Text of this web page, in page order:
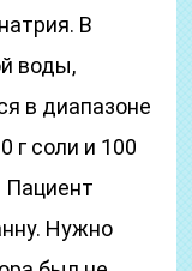
В
воды,
в диапазоне
г соли и 100
Пациент
Нужно